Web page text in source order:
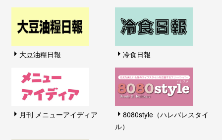
大豆油糧日報 冷食日報
月刊 メニューアイディア
8080style（ハレバレスタイ
ル）